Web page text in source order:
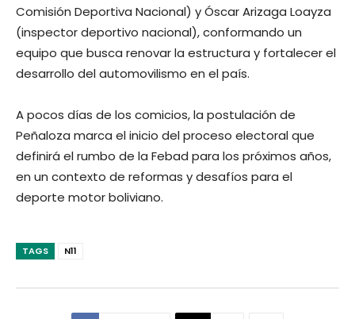
Comisión Deportiva Nacional) y Óscar Arizaga Loayza
(inspector deportivo nacional), conformando un
equipo que busca renovar la estructura y fortalecer el
desarrollo del automovilismo en el país.
A pocos días de los comicios, la postulación de
Peñaloza marca el inicio del proceso electoral que
definirá el rumbo de la Febad para los próximos años,
en un contexto de reformas y desafíos para el
deporte motor boliviano.
TAGS N11